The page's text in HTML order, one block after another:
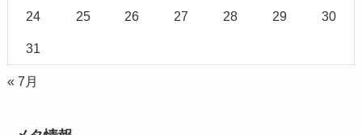
24 25 26 27 28 29 30
31
« 7月